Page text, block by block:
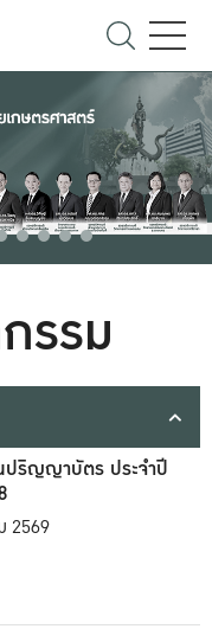
รรม
ปริญญาบัตร ประจำปี
2569